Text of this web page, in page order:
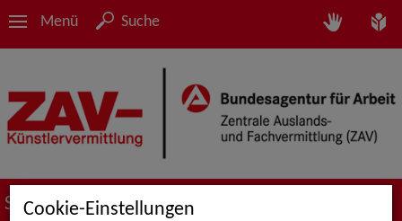
Menü Suche
Suche nach Künstler*innen
Cookie-Einstellungen